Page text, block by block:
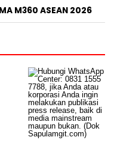
M360 ASEAN 2026